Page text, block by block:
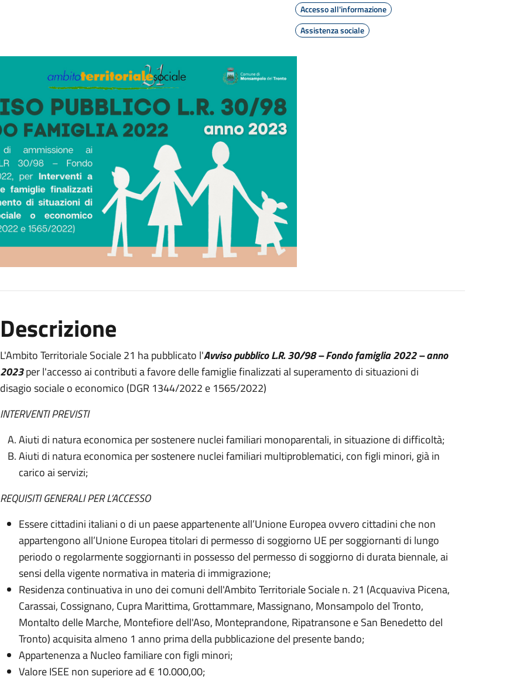
Accesso all'informazione
Assistenza sociale
Descrizione
L'Ambito Territoriale Sociale 21 ha pubblicato l'Avviso pubblico L.R. 30/98 – Fondo famiglia 2022 – anno
2023per l'accesso ai contributi a favore delle famiglie finalizzati al superamento di situazioni di
disagio sociale o economico (DGR 1344/2022 e 1565/2022)
INTERVENTI PREVISTI
Aiuti di natura economica per sostenere nuclei familiari monoparentali, in situazione di difficoltà;
Aiuti di natura economica per sostenere nuclei familiari multiproblematici, con figli minori, già in
carico ai servizi;
REQUISITI GENERALI PER L’ACCESSO
Essere cittadini italiani o di un paese appartenente all’Unione Europea ovvero cittadini che non
appartengono all’Unione Europea titolari di permesso di soggiorno UE per soggiornanti di lungo
periodo o regolarmente soggiornanti in possesso del permesso di soggiorno di durata biennale, ai
sensi della vigente normativa in materia di immigrazione;
Residenza continuativa in uno dei comuni dell'Ambito Territoriale Sociale n. 21 (Acquaviva Picena,
Carassai, Cossignano, Cupra Marittima, Grottammare, Massignano, Monsampolo del Tronto,
Montalto delle Marche, Montefiore dell'Aso, Monteprandone, Ripatransone e San Benedetto del
Tronto) acquisita almeno 1 anno prima della pubblicazione del presente bando;
Appartenenza a Nucleo familiare con figli minori;
Valore ISEE non superiore ad € 10.000,00;